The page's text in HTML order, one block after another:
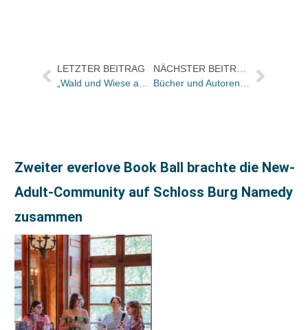
LETZTER BEITRAG
Zweiter everlove Book Ball brachte die New-
Adult-Community auf Schloss Burg Namedy
zusammen